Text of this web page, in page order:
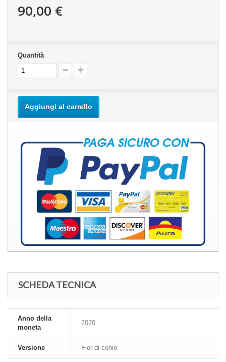
90,00 €
Quantità
Aggiungi al carrello
SCHEDA TECNICA
Anno della
moneta
2020
Versione Fior di conio